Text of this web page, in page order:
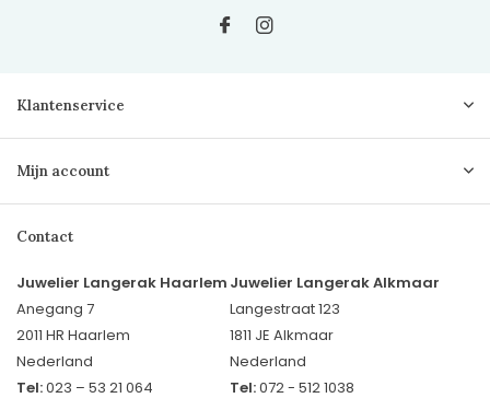
Klantenservice
Mijn account
Contact
Juwelier Langerak Haarlem
Anegang 7
2011 HR Haarlem
Nederland
Tel:023 – 53 21 064
Juwelier Langerak Alkmaar
Langestraat 123
1811 JE Alkmaar
Nederland
Tel:072 - 512 1038